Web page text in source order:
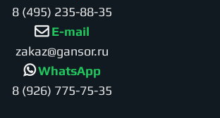
8 (495) 235-88-35
E-mail
zakaz@gansor.ru
WhatsApp
8 (926) 775-75-35